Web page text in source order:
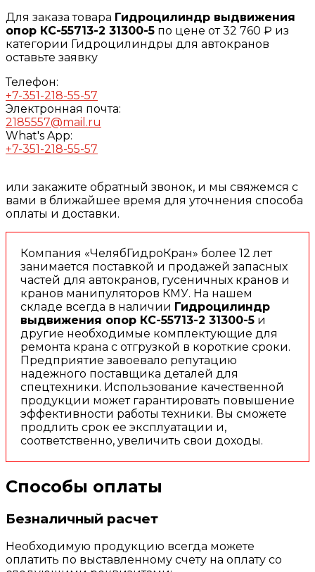
Для заказа товара Гидроцилиндр выдвижения
опор КС-55713-2 31300-5 по цене от 32 760 ₽ из
категории Гидроцилиндры для автокранов
оставьте заявку
Телефон:
+7-351-218-55-57
Электронная почта:
2185557@mail.ru
What's App:
+7-351-218-55-57
или закажите обратный звонок, и мы свяжемся с
вами в ближайшее время для уточнения способа
оплаты и доставки.
Компания «ЧелябГидроКран» более 12 лет
занимается поставкой и продажей запасных
частей для автокранов, гусеничных кранов и
кранов манипуляторов КМУ. На нашем
складе всегда в наличии Гидроцилиндр
выдвижения опор КС-55713-2 31300-5 и
другие необходимые комплектующие для
ремонта крана с отгрузкой в короткие сроки.
Предприятие завоевало репутацию
надежного поставщика деталей для
спецтехники. Использование качественной
продукции может гарантировать повышение
эффективности работы техники. Вы сможете
продлить срок ее эксплуатации и,
соответственно, увеличить свои доходы.
Способы оплаты
Безналичный расчет
Необходимую продукцию всегда можете
оплатить по выставленному счету на оплату со